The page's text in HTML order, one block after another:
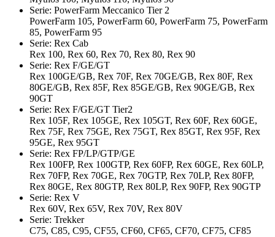
Serie: PowerFarm Meccanico Tier 2
PowerFarm 105, PowerFarm 60, PowerFarm 75, PowerFarm
85, PowerFarm 95
Serie: Rex Cab
Rex 100, Rex 60, Rex 70, Rex 80, Rex 90
Serie: Rex F/GE/GT
Rex 100GE/GB, Rex 70F, Rex 70GE/GB, Rex 80F, Rex
80GE/GB, Rex 85F, Rex 85GE/GB, Rex 90GE/GB, Rex
90GT
Serie: Rex F/GE/GT Tier2
Rex 105F, Rex 105GE, Rex 105GT, Rex 60F, Rex 60GE,
Rex 75F, Rex 75GE, Rex 75GT, Rex 85GT, Rex 95F, Rex
95GE, Rex 95GT
Serie: Rex FP/LP/GTP/GE
Rex 100FP, Rex 100GTP, Rex 60FP, Rex 60GE, Rex 60LP,
Rex 70FP, Rex 70GE, Rex 70GTP, Rex 70LP, Rex 80FP,
Rex 80GE, Rex 80GTP, Rex 80LP, Rex 90FP, Rex 90GTP
Serie: Rex V
Rex 60V, Rex 65V, Rex 70V, Rex 80V
Serie: Trekker
C75, C85, C95, CF55, CF60, CF65, CF70, CF75, CF85